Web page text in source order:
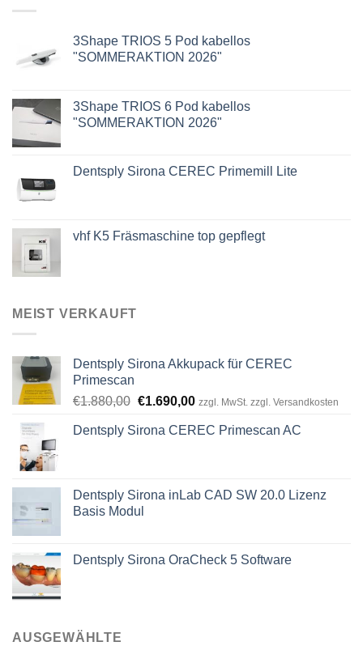
3Shape TRIOS 5 Pod kabellos
"SOMMERAKTION 2026"
3Shape TRIOS 6 Pod kabellos
"SOMMERAKTION 2026"
Dentsply Sirona CEREC Primemill Lite
vhf K5 Fräsmaschine top gepflegt
MEIST VERKAUFT
Dentsply Sirona Akkupack für CEREC
Primescan
€1.880,00 Ursprünglicher
war:
€1.690,00Aktueller
ist:
zzgl. MwSt. zzgl. Versandkosten
Dentsply Sirona CEREC Primescan AC
Dentsply Sirona inLab CAD SW 20.0 Lizenz
Basis Modul
Dentsply Sirona OraCheck 5 Software
AUSGEWÄHLTE